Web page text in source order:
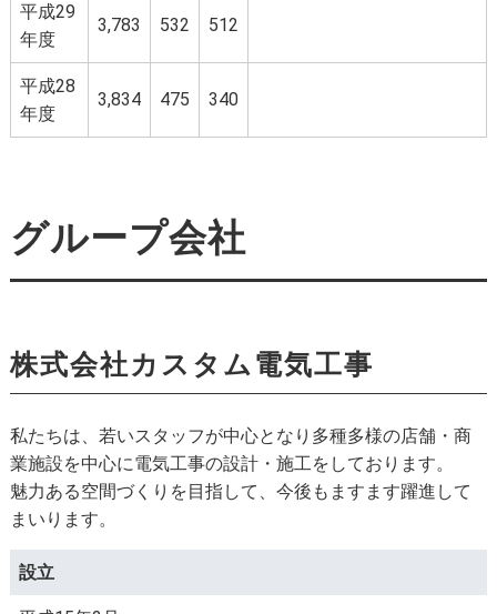
平成29
年度
3,783 532 512
平成28
年度
3,834 475 340
グループ会社
株式会社カスタム電気工事
私たちは、若いスタッフが中心となり多種多様の店舗・商
業施設を中心に電気工事の設計・施工をしております。
魅力ある空間づくりを目指して、今後もますます躍進して
まいります。
設立